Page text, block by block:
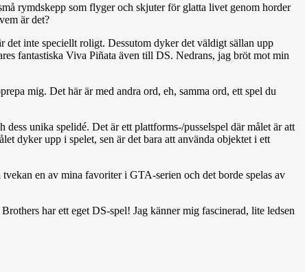
rymdskepp som flyger och skjuter för glatta livet genom horder
är det?
det inte speciellt roligt. Dessutom dyker det väldigt sällan upp
fantastiska Viva Piñata även till DS. Nedrans, jag bröt mot min
mig. Det här är med andra ord, eh, samma ord, ett spel du
unika spelidé. Det är ett plattforms-/pusselspel där målet är att
dyker upp i spelet, sen är det bara att använda objektet i ett
en av mina favoriter i GTA-serien och det borde spelas av
har ett eget DS-spel! Jag känner mig fascinerad, lite ledsen